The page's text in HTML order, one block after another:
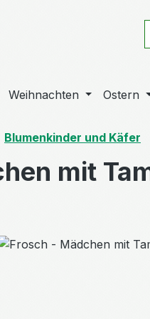
Weihnachten Ostern
Blumenkinder und Käfer
mit